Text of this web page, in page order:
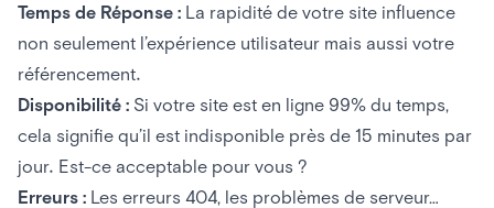
Temps de Réponse : La rapidité de votre site influence
non seulement l’expérience utilisateur mais aussi votre
référencement.
Disponibilité : Si votre site est en ligne 99% du temps,
cela signifie qu’il est indisponible près de 15 minutes par
jour. Est-ce acceptable pour vous ?
Erreurs : Les erreurs 404, les problèmes de serveur…